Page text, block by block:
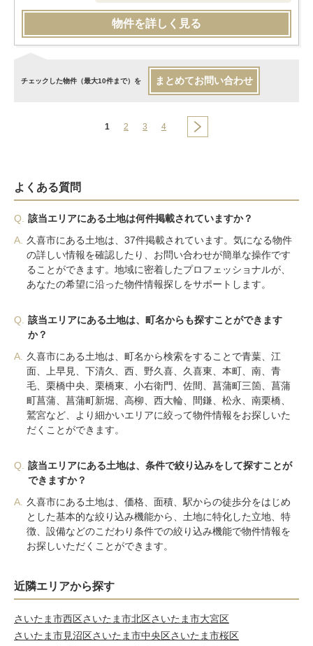
物件を詳しく見る
チェックした物件（最大10件まで）を まとめてお問い合わせ
1 2 3 4
よくある質問
Q.
該当エリアにある土地は何件掲載されていますか？
A.
久喜市にある土地は、37件掲載されています。気になる物件
の詳しい情報を確認したり、お問い合わせが簡単な操作です
ることができます。地域に密着したプロフェッショナルが、
あなたの希望に沿った物件情報探しをサポートします。
Q.
該当エリアにある土地は、町名からも探すことができます
か？
A.
久喜市にある土地は、町名から検索をすることで青葉、江
面、上早見、下清久、西、野久喜、久喜東、本町、南、青
毛、栗橋中央、栗橋東、小右衛門、佐間、菖蒲町三箇、菖蒲
町菖蒲、菖蒲町新堀、高柳、西大輪、間鎌、松永、南栗橋、
鷲宮など、より細かいエリアに絞って物件情報をお探しいた
だくことができます。
Q.
該当エリアにある土地は、条件で絞り込みをして探すことが
できますか？
A.
久喜市にある土地は、価格、面積、駅からの徒歩分をはじめ
とした基本的な絞り込み機能から、土地に特化した立地、特
徴、設備などのこだわり条件での絞り込み機能で物件情報を
お探しいただくことができます。
近隣エリアから探す
さいたま市西区さいたま市北区さいたま市大宮区
さいたま市見沼区さいたま市中央区さいたま市桜区